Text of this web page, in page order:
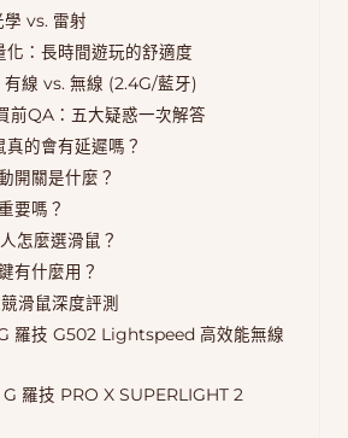
學 vs. 雷射
化：長時間遊玩的舒適度
有線 vs. 無線 (2.4G/藍牙)
前QA：五大疑惑一次解答
真的會有延遲嗎？
開關是什麼？
要嗎？
怎麼選滑鼠？
有什麼用？
滑鼠深度評測
羅技 G502 Lightspeed 高效能無線
羅技 PRO X SUPERLIGHT 2